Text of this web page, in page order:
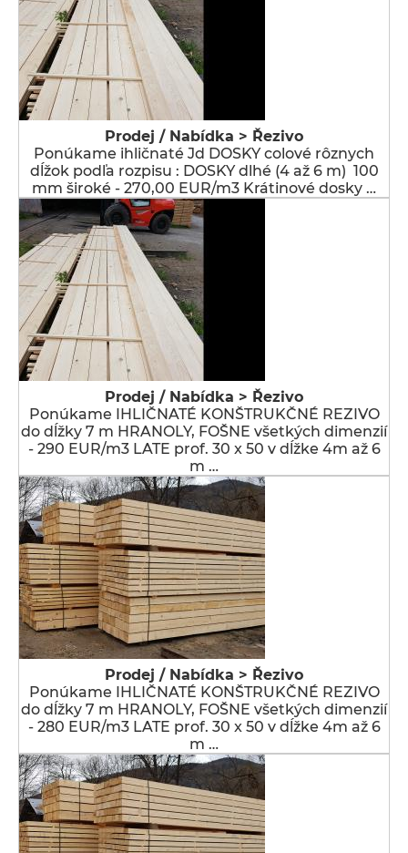
Prodej / Nabídka > Řezivo
Ponúkame ihličnaté Jd DOSKY colové rôznych
dĺžok podľa rozpisu : DOSKY dlhé (4 až 6 m) 100
mm široké - 270,00 EUR/m3 Krátinové dosky …
Prodej / Nabídka > Řezivo
Ponúkame IHLIČNATÉ KONŠTRUKČNÉ REZIVO
do dĺžky 7 m HRANOLY, FOŠNE všetkých dimenzií
- 290 EUR/m3 LATE prof. 30 x 50 v dĺžke 4m až 6
m …
Prodej / Nabídka > Řezivo
Ponúkame IHLIČNATÉ KONŠTRUKČNÉ REZIVO
do dĺžky 7 m HRANOLY, FOŠNE všetkých dimenzií
- 280 EUR/m3 LATE prof. 30 x 50 v dĺžke 4m až 6
m …